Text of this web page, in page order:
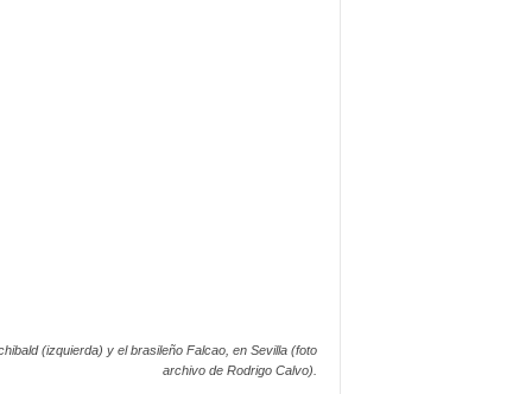
(izquierda) y el brasileño Falcao, en Sevilla (foto
archivo de Rodrigo Calvo).